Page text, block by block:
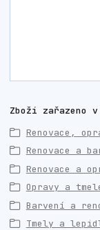
Zboží zařazeno
Renovace,
Renovace a
Renovace a
Opravy a
Barvení a
Tmely a